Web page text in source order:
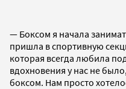
— Боксом я начала
пришла в спортивную
которая всегда любила
вдохновения у нас не
боксом. Нам просто